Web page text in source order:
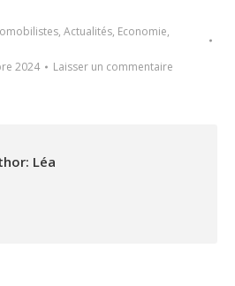
, Actualités, Economie,
2024 Laisser un commentaire
Léa